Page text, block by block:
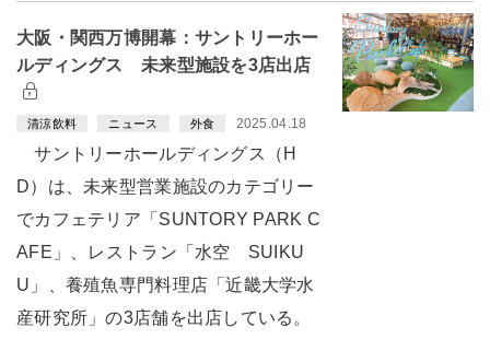
大阪・関西万博開幕：サントリーホー
ルディングス 未来型施設を3店出店
清涼飲料 ニュース 外食 2025.04.18
サントリーホールディングス（H
D）は、未来型営業施設のカテゴリー
でカフェテリア「SUNTORY PARK C
AFE」、レストラン「水空 SUIKU
U」、養殖魚専門料理店「近畿大学水
産研究所」の3店舗を出店している。